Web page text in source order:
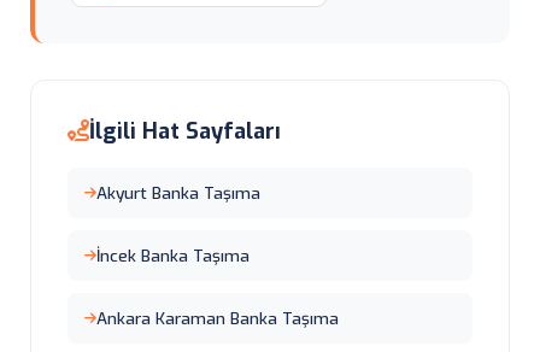
İlgili Hat Sayfaları
Akyurt Banka Taşıma
İncek Banka Taşıma
Ankara Karaman Banka Taşıma